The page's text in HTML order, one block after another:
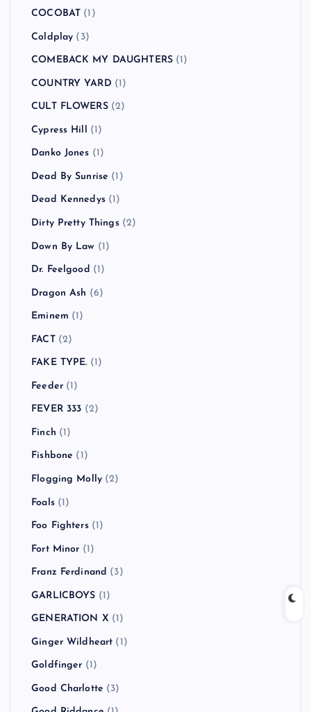
COCOBAT (1)
Coldplay (3)
COMEBACK MY DAUGHTERS (1)
COUNTRY YARD (1)
CULT FLOWERS(2)
Cypress Hill (1)
Danko Jones (1)
Dead By Sunrise (1)
Dead Kennedys(1)
Dirty Pretty Things(2)
Down By Law (1)
Dr. Feelgood (1)
Dragon Ash (6)
Eminem (1)
FACT(2)
FAKE TYPE. (1)
Feeder(1)
FEVER 333 (2)
Finch (1)
Fishbone (1)
Flogging Molly (2)
Foals(1)
Foo Fighters(1)
Fort Minor (1)
Franz Ferdinand (3)
GARLICBOYS (1)
GENERATION X (1)
Ginger Wildheart (1)
Goldfinger (1)
Good Charlotte (3)